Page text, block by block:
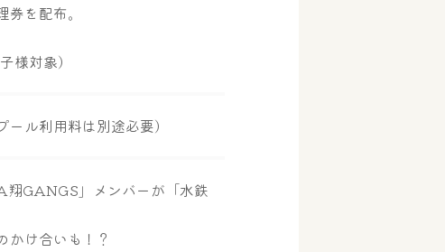
を配布。
様対象）
ル利用料は別途必要）
GANGS」メンバーが「水鉄
かけ合いも！？